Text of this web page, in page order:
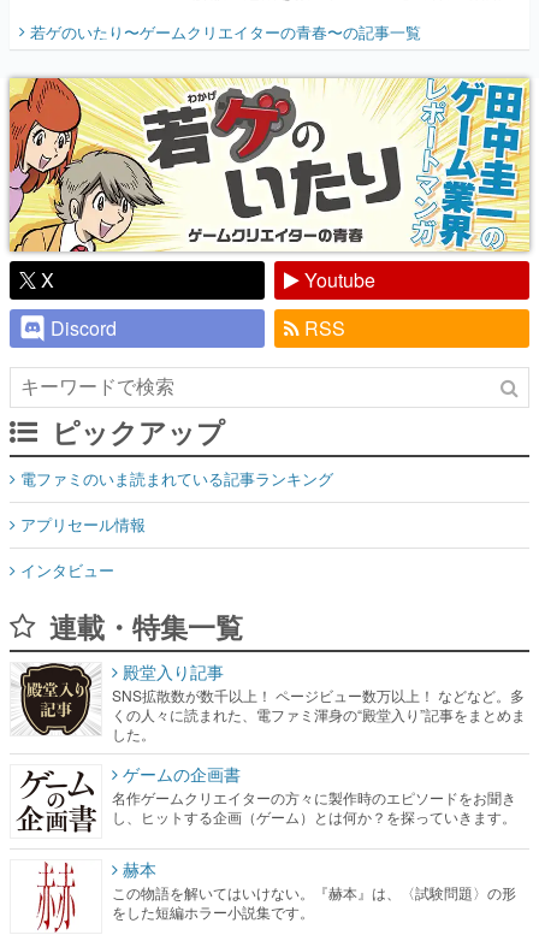
開く。業界の快男児・松山 洋に流れる血は
『少年ジャンプ』色だった【若ゲのいた
り】
若ゲのいたり〜ゲームクリエイターの青春〜の記事一覧
X
Youtube
Discord
RSS
ピックアップ
電ファミのいま読まれている記事ランキング
アプリセール情報
インタビュー
連載・特集一覧
殿堂入り記事
SNS拡散数が数千以上！ ページビュー数万以上！ などなど。多
くの人々に読まれた、電ファミ渾身の“殿堂入り”記事をまとめま
した。
ゲームの企画書
名作ゲームクリエイターの方々に製作時のエピソードをお聞き
し、ヒットする企画（ゲーム）とは何か？を探っていきます。
赫本
この物語を解いてはいけない。『赫本』は、〈試験問題〉の形
をした短編ホラー小説集です。